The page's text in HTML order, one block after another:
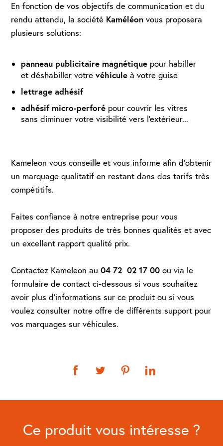
En fonction de vos objectifs de communication et du
rendu attendu, la société Kaméléon vous proposera
plusieurs solutions:
panneau publicitaire magnétique pour habiller
et déshabiller votrevéhicule à votre guise
lettrage adhésif
adhésif micro-perforé pour couvrir les vitres
sans diminuer votre visibilité vers l'extérieur...
Kameleon vous conseille et vous informe afin d’obtenir
un marquage qualitatif en restant dans des tarifs très
compétitifs.
Faites confiance à notre entreprise pour vous
proposer des produits de très bonnes qualités et avec
un excellent rapport qualité prix.
Contactez Kameleon au04 72 02 17 00 ou via le
formulaire de contact ci-dessous si vous souhaitez
avoir plus d'informations sur ce produit ou si vous
voulez consulter notre offre de différents support pour
vos marquages sur véhicules.
Ce produit vous intéresse ?